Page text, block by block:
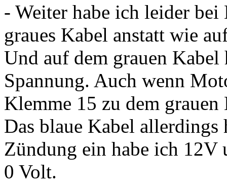
- Weiter habe ich leider bei
graues Kabel anstatt wie
Und auf dem grauen
Spannung. Auch wenn
Klemme 15 zu dem
Das blaue Kabel allerdings
Zündung ein habe ich 12V
0 Volt.